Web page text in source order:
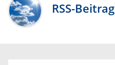
RSS-Beitrag